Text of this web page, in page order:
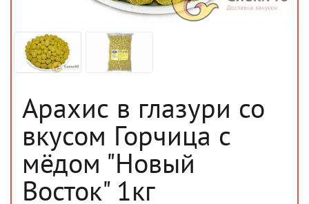
Арахис в глазури со
вкусом Горчица с
мёдом "Новый
Восток" 1кг